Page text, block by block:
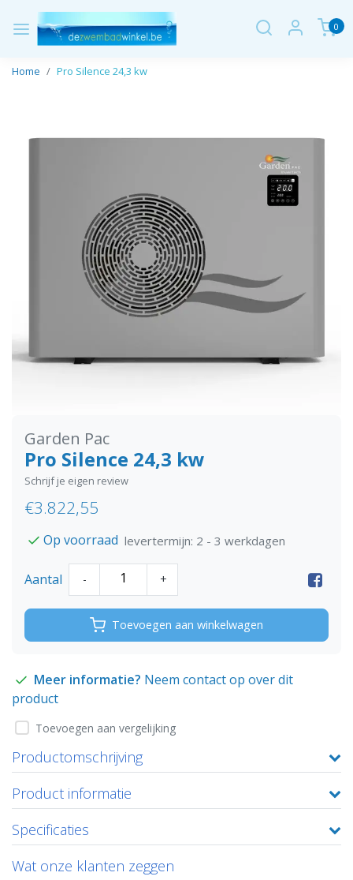
0
Home Pro Silence 24,3 kw
Garden Pac
Pro Silence 24,3 kw
Schrijf je eigen review
€3.822,55
Op voorraad levertermijn: 2 - 3 werkdagen
Aantal - +
Toevoegen aan winkelwagen
Meer informatie? Neem contact op over dit
product
Toevoegen aan vergelijking
Productomschrijving
Product informatie
Specificaties
Wat onze klanten zeggen